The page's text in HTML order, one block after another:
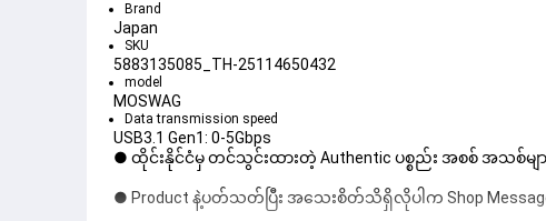
Brand
Japan
SKU
5883135085_TH-25114650432
model
MOSWAG
Data transmission speed
USB3.1 Gen1: 0-5Gbps
● ထိုင်းနိုင်ငံမှ တင်သွင်းထားတဲ့ Authentic ပစ္စည်း အစစ် အသစ်မျာ
● Product နဲ့ပတ်သတ်ပြီး အသေးစိတ်သိရှိလိုပါက Shop